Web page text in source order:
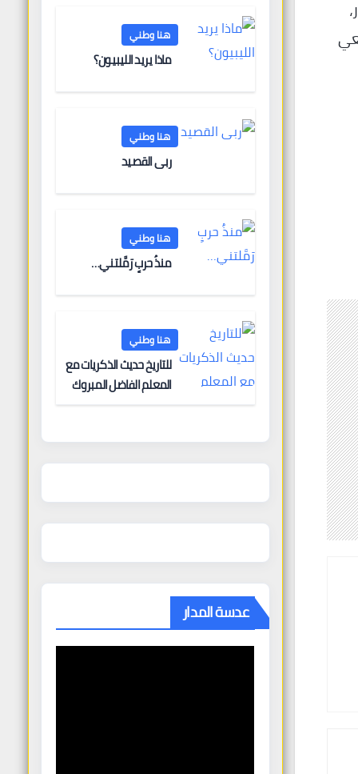
هنا وطني
ماذا يريد الليبيون؟
هنا وطني
ربى القصيد
هنا وطني
منذُ حربٍ رَمَّلتني…
هنا وطني
للتاريخ حديث الذكريات مع
المعلم الفاضل المبروك
عدسة المدار